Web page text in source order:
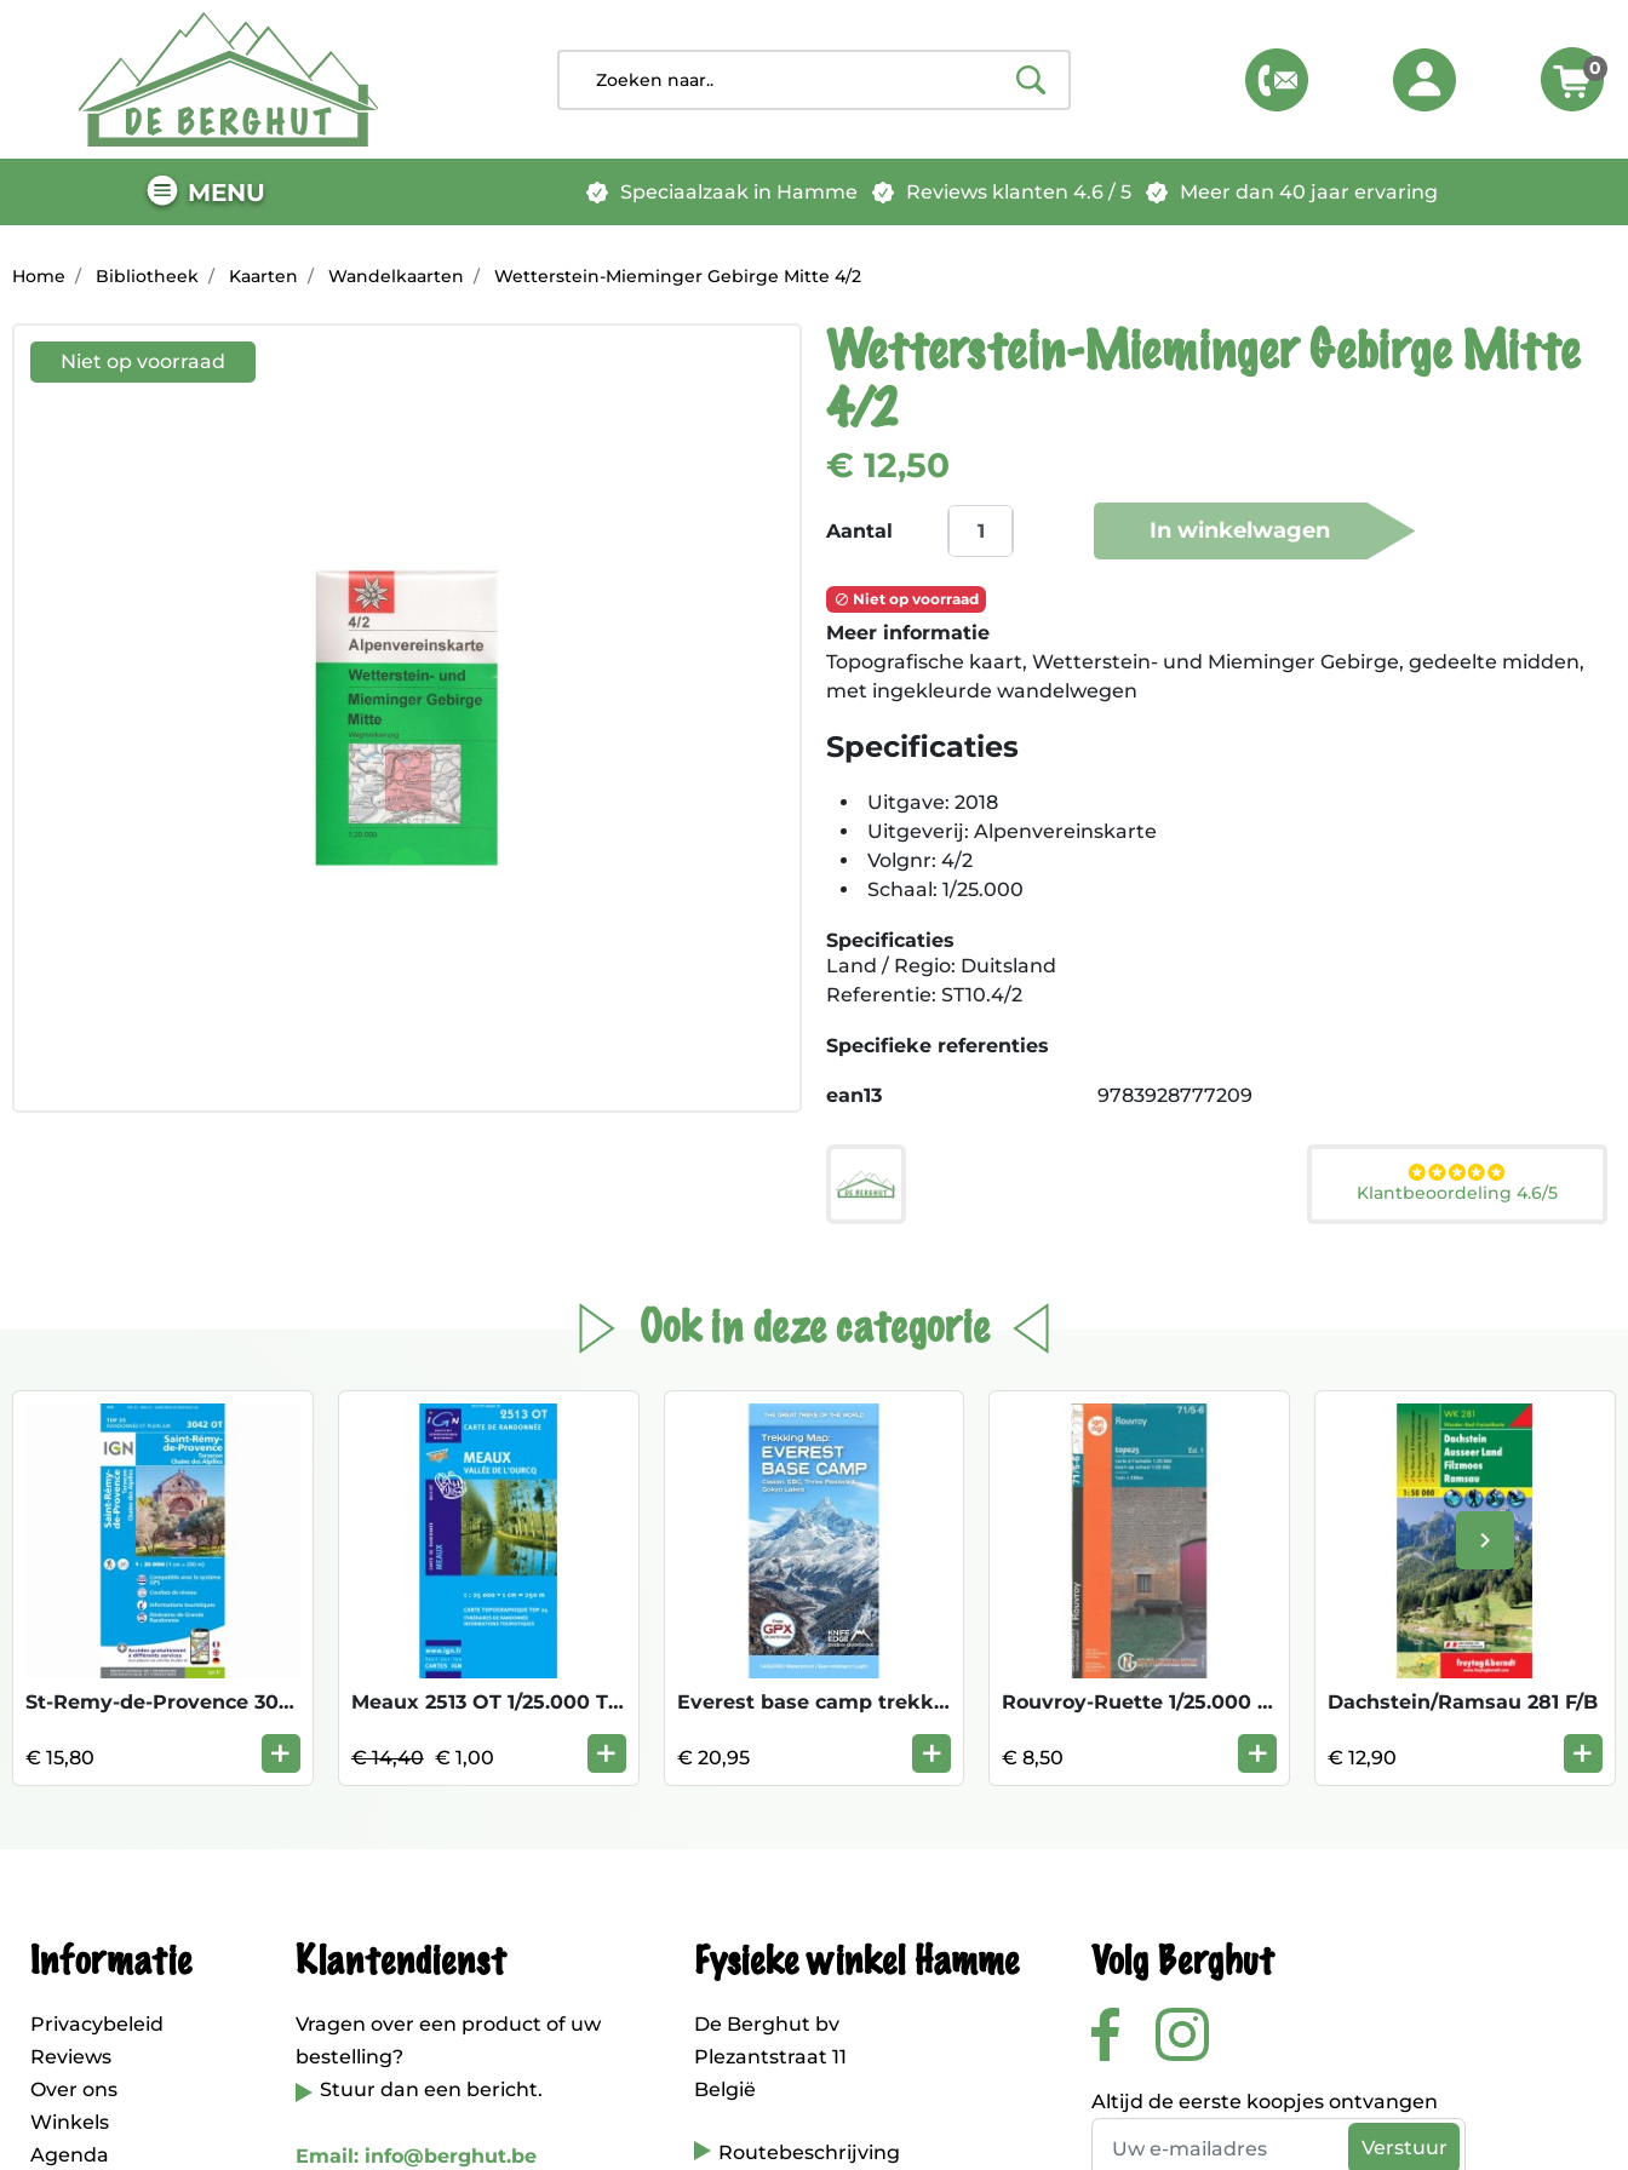
0
MENU Speciaalzaak in Hamme Reviews klanten 4.6 / 5 Meer dan 40 jaar ervaring
Home Bibliotheek Kaarten Wandelkaarten Wetterstein-Mieminger Gebirge Mitte 4/2
Niet op voorraad
Wetterstein-Mieminger Gebirge Mitte
4/2
€ 12,50
Aantal In winkelwagen
 Niet op voorraad
Meer informatie
Topografische kaart, Wetterstein- und Mieminger Gebirge, gedeelte midden,
met ingekleurde wandelwegen
Specificaties
Uitgave: 2018
Uitgeverij: Alpenvereinskarte
Volgnr: 4/2
Schaal: 1/25.000
Specificaties
Land / Regio: Duitsland
Referentie: ST10.4/2
Specifieke referenties
ean13 9783928777209
Klantbeoordeling 4.6/5
Ook in deze categorie
Volgende
keyboard_arrow_right
St-Remy-de-Provence 3042 OT 1/25 TOP
€ 15,80 +
Meaux 2513 OT 1/25.000 TOP KOOPJE
€ 14,40 € 1,00 +
Everest base camp trekkingmap EBC
€ 20,95 +
Rouvroy-Ruette 1/25.000 71/5-6
€ 8,50 +
Dachstein/Ramsau 281 F/B
€ 12,90 +
Informatie
Privacybeleid
Reviews
Over ons
Winkels
Agenda
Klantendienst
Vragen over een product of uw
bestelling?
Stuur dan een bericht.
Email: info@berghut.be
Fysieke winkel Hamme
De Berghut bv
Plezantstraat 11
België
Routebeschrijving
Volg Berghut
Altijd de eerste koopjes ontvangen